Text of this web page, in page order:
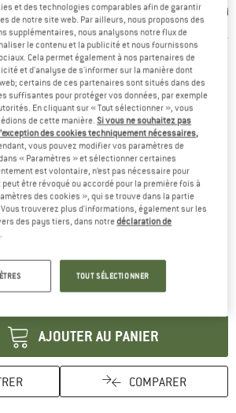
sur les frais de livraison. Ouvre une
ouvrables
Le lien s'ouvre dans une boîte
AJOUTER AU PANIER
COMPARER
et des technologies comparables afin de garantir
de notre site web. Par ailleurs, nous proposons des
supplémentaires, nous analysons notre flux de
le contenu et la publicité et nous fournissons
Cela permet également à nos partenaires de
et d'analyse de s'informer sur la manière dont
certains de ces partenaires sont situés dans des
suffisantes pour protéger vos données, par exemple
En cliquant sur « Tout sélectionner », vous
de cette manière.Si vous ne souhaitez pas
des cookies techniquement nécessaires,
vous pouvez modifier vos paramètres de
« Paramètres » et sélectionner certaines
est volontaire, n’est pas nécessaire pour
être révoqué ou accordé pour la première fois à
des cookies », qui se trouve dans la partie
trouverez plus d'informations, également sur les
des pays tiers, dans notredéclaration de
.
TOUT SÉLECTIONNER